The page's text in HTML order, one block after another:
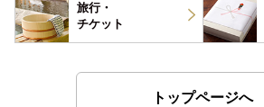
旅行・
チケット
トップページへ